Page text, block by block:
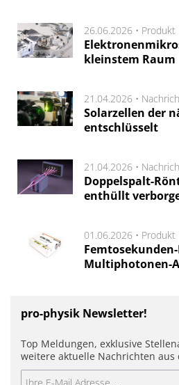
26.06.2026 • Produkt
kleinstem Raum
21.04.2026 •
Solarzellen der
entschlüsselt
21.04.2026 •
Doppelspalt-
enthüllt
01.06.2026 • Produkt
Multiphotonen-
pro-physik Newsletter!
Top Meldungen, exklusive
weitere aktuelle Nachrichten aus